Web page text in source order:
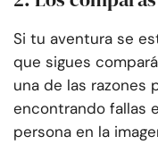
Si tu aventura se
que sigues
una de las razones
encontrando fallas
persona en la